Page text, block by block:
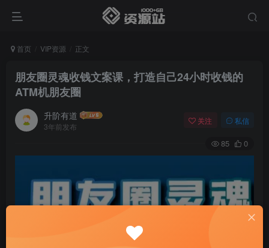
首页 VIP资源 正文
朋友圈灵魂收钱文案课，打造自己24小时收钱的
ATM机朋友圈
升阶有道
3年前发布
关注 私信
85 0